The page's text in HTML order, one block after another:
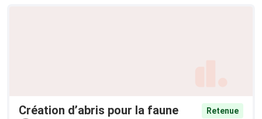
Création d’abris pour la faune
Retenue